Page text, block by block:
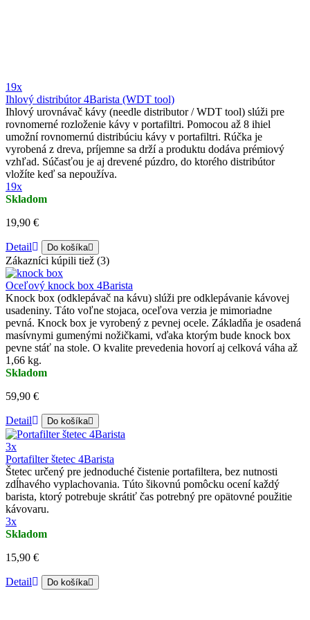
19x
Ihlový distribútor 4Barista (WDT tool)
Ihlový urovnávač kávy (needle distributor / WDT tool) slúži pre
rovnomerné rozloženie kávy v portafiltri. Pomocou až 8 ihiel
umožní rovnomernú distribúciu kávy v portafiltri. Rúčka je
vyrobená z dreva, príjemne sa drží a produktu dodáva prémiový
vzhľad. Súčasťou je aj drevené púzdro, do ktorého distribútor
vložíte keď sa nepoužíva.
19x
Skladom
19,90 €
Detail Do košíka
Zákazníci kúpili tiež (3)
Oceľový knock box 4Barista
Knock box (odklepávač na kávu) slúži pre odklepávanie kávovej
usadeniny. Táto voľne stojaca, oceľova verzia je mimoriadne
pevná. Knock box je vyrobený z pevnej ocele. Základňa je osadená
masívnymi gumenými nožičkami, vďaka ktorým bude knock box
pevne stáť na stole. O kvalite prevedenia hovorí aj celková váha až
1,66 kg.
Skladom
59,90 €
Detail Do košíka
3x
Portafilter štetec 4Barista
Štetec určený pre jednoduché čistenie portafiltera, bez nutnosti
zdĺhavého vyplachovania. Túto šikovnú pomôcku ocení každý
barista, ktorý potrebuje skrátiť čas potrebný pre opätovné použitie
kávovaru.
3x
Skladom
15,90 €
Detail Do košíka